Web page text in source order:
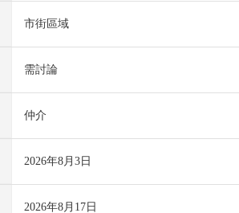
市街區域
需討論
仲介
2026年8月3日
2026年8月17日